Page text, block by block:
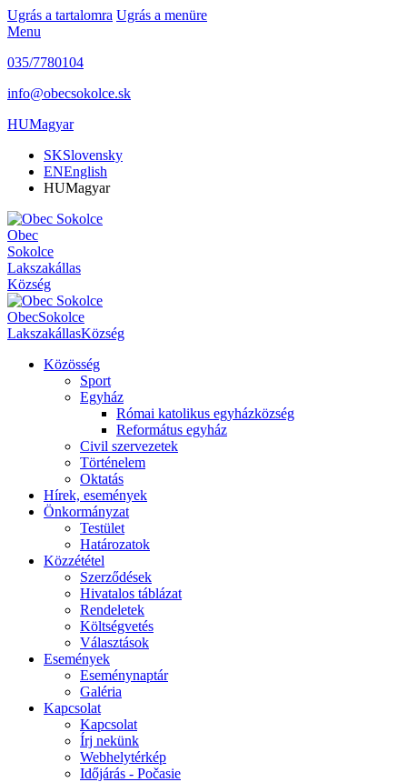
Ugrás a tartalomra Ugrás a menüre
Menu
035/7780104
info@obecsokolce.sk
HUMagyar
SKSlovensky
ENEnglish
HUMagyar
Obec
Sokolce
Lakszakállas
Község
ObecSokolce
LakszakállasKözség
Közösség
Sport
Egyház
Római katolikus egyházközség
Református egyház
Civil szervezetek
Történelem
Oktatás
Hírek, események
Önkormányzat
Testület
Határozatok
Közzététel
Szerződések
Hivatalos táblázat
Rendeletek
Költségvetés
Választások
Események
Eseménynaptár
Galéria
Kapcsolat
Kapcsolat
Írj nekünk
Webhelytérkép
Időjárás - Počasie